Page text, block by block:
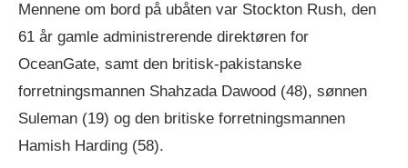
Mennene om bord på ubåten var Stockton Rush, den
61 år gamle administrerende direktøren for
OceanGate, samt den britisk-pakistanske
forretningsmannen Shahzada Dawood (48), sønnen
Suleman (19) og den britiske forretningsmannen
Hamish Harding (58).